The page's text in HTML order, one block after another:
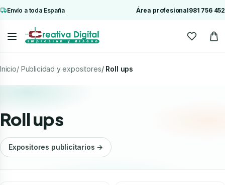
Envío a toda España Área profesional981 756 452
Inicio Publicidad y expositores Roll ups
Roll ups
Expositores publicitarios →